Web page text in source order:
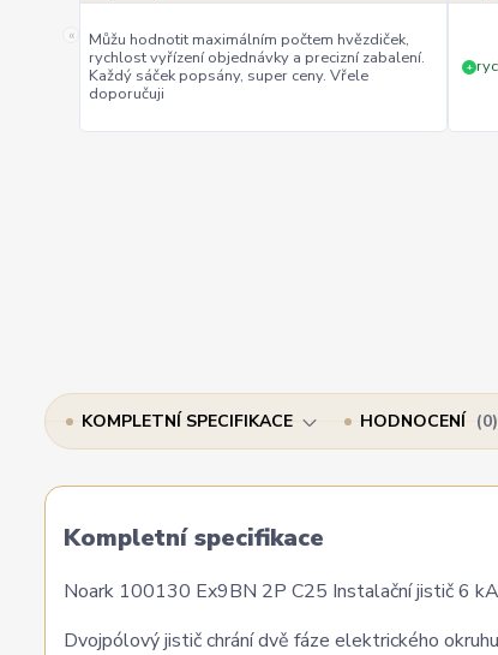
«
Můžu hodnotit maximálním počtem hvězdiček,
rychlost vyřízení objednávky a precizní zabalení.
Každý sáček popsány, super ceny. Vřele
doporučuji
+
KOMPLETNÍ SPECIFIKACE HODNOCENÍ 0
Kompletní specifikace
Noark 100130 Ex9BN 2P C25 Instalační jistič 6
Dvojpólový jistič chrání dvě fáze elektrického